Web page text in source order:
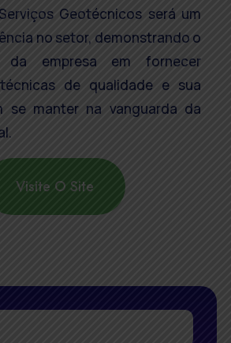
Geotécnicos será um
no setor, demonstrando o
da empresa em fornecer
de qualidade e sua
se manter na vanguarda da
Visite O Site